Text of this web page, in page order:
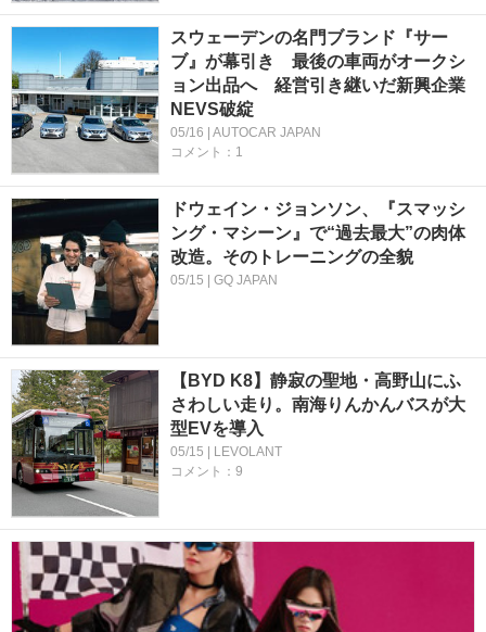
スウェーデンの名門ブランド『サー
ブ』が幕引き 最後の車両がオークシ
ョン出品へ 経営引き継いだ新興企業
NEVS破綻
05/16 | AUTOCAR JAPAN
コメント：1
ドウェイン・ジョンソン、『スマッシ
ング・マシーン』で“過去最大”の肉体
改造。そのトレーニングの全貌
05/15 | GQ JAPAN
【BYD K8】静寂の聖地・高野山にふ
さわしい走り。南海りんかんバスが大
型EVを導入
05/15 | LEVOLANT
コメント：9